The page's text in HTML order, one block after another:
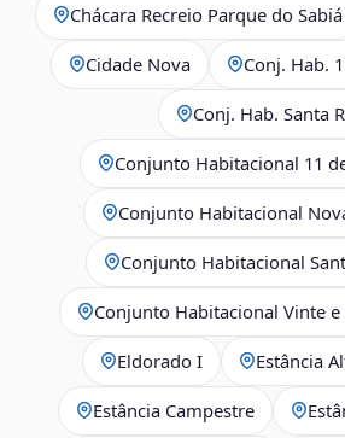
Chácara Recreio Parque do Sabiá
Cidade Nova Conj. Hab.
Conj. Hab. Santa
Conjunto Habitacional 11
Conjunto Habitacional
Conjunto Habitacional
Conjunto Habitacional Vinte e
Eldorado I Estância
Estância Campestre